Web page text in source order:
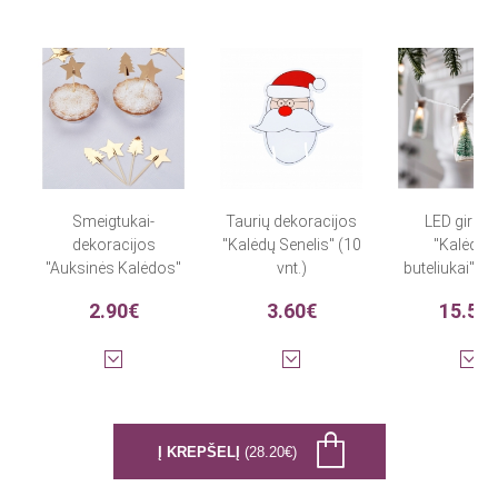
Smeigtukai-
dekoracijos
"Auksinės Kalėdos"
2.90€
Taurių dekoracijos
"Kalėdų Senelis" (10
vnt.)
3.60€
LED
buteliukai"
Į KREPŠELĮ (28.20€)